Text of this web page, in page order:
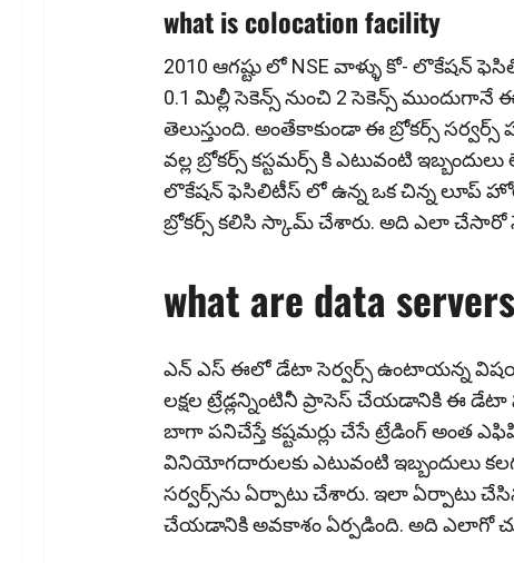
what is colocation facility
2010 ఆగష్టు లో NSE వాళ్ళు కో- లొకేషన్
0.1 మిల్లీ సెకెన్స్ నుంచి 2 సెకెన్స్
తెలుస్తుంది. అంతేకాకుండా ఈ బ్రోకర్స్
వల్ల బ్రోకర్స్ కస్టమర్స్ కి ఎటువంటి
లొకేషన్ ఫెసిలిటీస్ లో ఉన్న ఒక చిన్న లూప్
బ్రోకర్స్ కలిసి స్కామ్ చేశారు. అది ఎలా చేసారో
what are data
ఎన్ ఎస్ ఈలో డేటా సెర్వ‌ర్స్ ఉంటాయ‌న్న
ల‌క్ష‌ల ట్రేడ్ల‌న్నింటినీ ప్రాసెస్ చేయ‌డానికి ఈ
బాగా ప‌నిచేస్తే క‌ష్ట‌మ‌ర్లు చేసే ట్రేడింగ్ అంత
వినియోగ‌దారుల‌కు ఎటువంటి ఇబ్బందులు
స‌ర్వ‌ర్స్‌ను ఏర్పాటు చేశారు. ఇలా ఏర్పాటు
చేయ‌డానికి అవ‌కాశం ఏర్ప‌డింది. అది ఎలాగో